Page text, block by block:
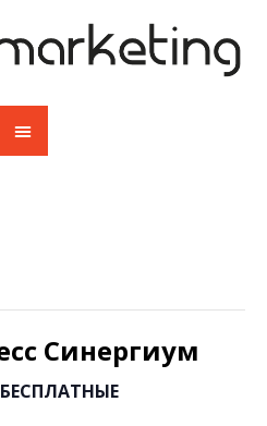
Синергиум
БЕСПЛАТНЫЕ